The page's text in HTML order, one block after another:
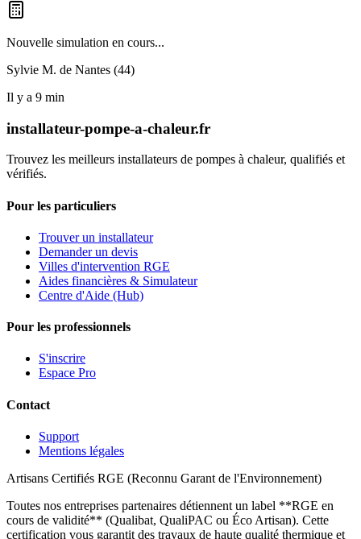
Nouvelle simulation en cours...
Sylvie M. de Nantes (44)
Il y a 9 min
installateur-pompe-a-chaleur.fr
Trouvez les meilleurs installateurs de pompes à chaleur, qualifiés et
vérifiés.
Pour les particuliers
Trouver un installateur
Demander un devis
Villes d'intervention RGE
Aides financières & Simulateur
Centre d'Aide (Hub)
Pour les professionnels
S'inscrire
Espace Pro
Contact
Support
Mentions légales
Artisans Certifiés RGE (Reconnu Garant de l'Environnement)
Toutes nos entreprises partenaires détiennent un label **RGE en
cours de validité** (Qualibat, QualiPAC ou Éco Artisan). Cette
certification vous garantit des travaux de haute qualité thermique et